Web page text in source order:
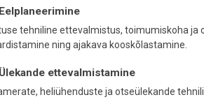
tehniline ettevalmistus, toimumiskoha ja
ning ajakava kooskõlastamine.
ettevalmistamine
heliühenduste ja otseülekande